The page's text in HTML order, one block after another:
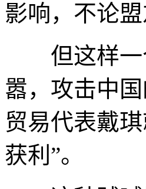
影响，不论
但这样一个
嚣，攻击中
贸易代表戴
获利”。